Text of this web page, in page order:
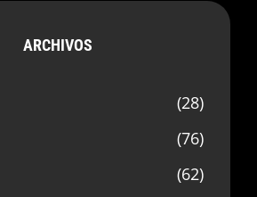
ARCHIVOS
(28)
(76)
(62)